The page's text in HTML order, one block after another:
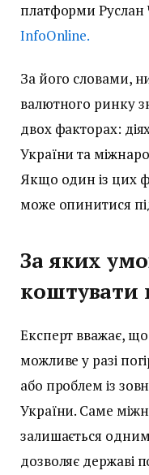
платформи
InfoOnline.
За його словами,
валютного ринку
двох факторах:
України та
Якщо один із цих
може опинитися
За яких
коштувати
Експерт вважає, що
можливе у разі
або проблем із
України. Саме
залишається
дозволяє державі